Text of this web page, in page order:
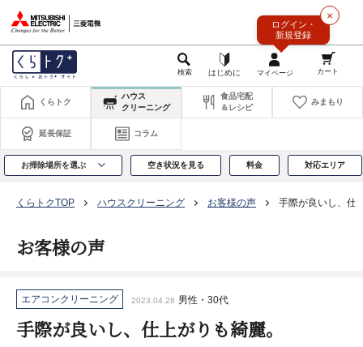
×
ログイン・
新規登録
くらトク
ハウス
クリーニング
食品宅配
＆レシピ
みまもり
延長保証 コラム
お掃除場所を選ぶ 空き状況を見る 料金 対応エリア
くらトクTOP ハウスクリーニング お客様の声 手際が良いし、仕
お客様の声
エアコンクリーニング 2023.04.28 男性・30代
手際が良いし、仕上がりも綺麗。